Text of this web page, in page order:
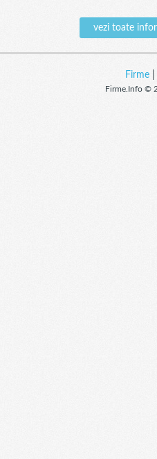
vezi toate
Firme|
Firme.Info ©